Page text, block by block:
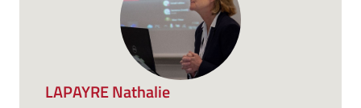
LAPAYRE Nathalie